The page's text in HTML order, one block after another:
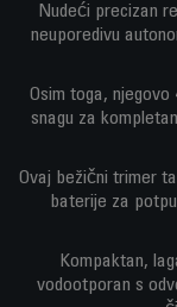
Nudeći precizan
neuporedivu
Osim toga, njegovo
snagu za
Ovaj bežični trimer
baterije za
Kompaktan,
vodootporan s